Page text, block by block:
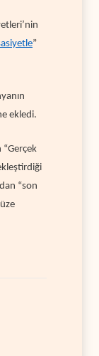
”
ekledi.
“Gerçek
“son